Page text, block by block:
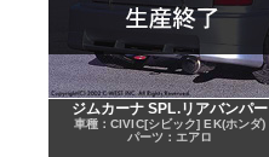
ジムカーナ SPL.リアバンパー
車種：CIVIC[シビック] EK(ホンダ)
パーツ：エアロ